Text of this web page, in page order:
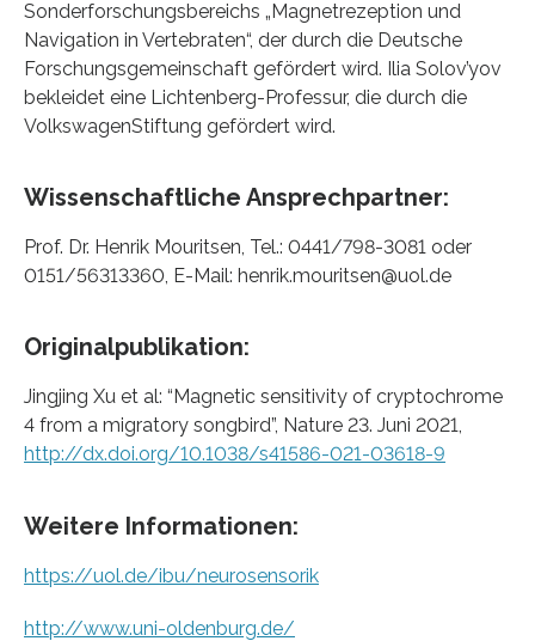
Sonderforschungsbereichs „Magnetrezeption und
Navigation in Vertebraten“, der durch die Deutsche
Forschungsgemeinschaft gefördert wird. Ilia Solov’yov
bekleidet eine Lichtenberg-Professur, die durch die
VolkswagenStiftung gefördert wird.
Wissenschaftliche Ansprechpartner:
Prof. Dr. Henrik Mouritsen, Tel.: 0441/798-3081 oder
0151/56313360, E-Mail: henrik.mouritsen@uol.de
Originalpublikation:
Jingjing Xu et al: “Magnetic sensitivity of cryptochrome
4 from a migratory songbird”, Nature 23. Juni 2021,
http://dx.doi.org/10.1038/s41586-021-03618-9
Weitere Informationen:
https://uol.de/ibu/neurosensorik
http://www.uni-oldenburg.de/